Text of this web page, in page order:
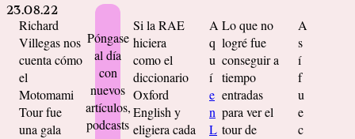
23.08.22
Richard
Villegas nos
cuenta cómo
el
Motomami
Tour fue
una gala
Póngase
al día
con
nuevos
artículos,
podcasts
Si la RAE
hiciera
como el
diccionario
Oxford
English y
eligiera cada
A
q
u
í
e
n
L
Lo que no
logré fue
conseguir a
tiempo
entradas
para ver el
tour de
A
s
í
f
u
e
c